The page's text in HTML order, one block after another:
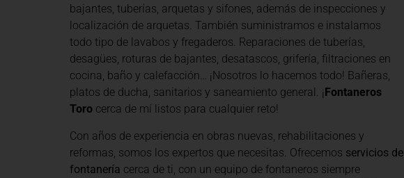
bajantes, tuberías, arquetas y sifones, además de inspecciones y
localización de arquetas. También suministramos e instalamos
todo tipo de lavabos y fregaderos. Reparaciones de tuberías,
desagües, roturas de bajantes, desatascos, grifería, filtraciones en
cocina, baño y calefacción… ¡Nosotros lo hacemos todo! Bañeras,
platos de ducha, sanitarios y saneamiento general. ¡ Fontaneros
Toro cerca de mí listos para cualquier reto!
Con años de experiencia en obras nuevas, rehabilitaciones y
reformas, somos los expertos que necesitas. Ofrecemos servicios de
fontanería cerca de ti, con un equipo de fontaneros siempre